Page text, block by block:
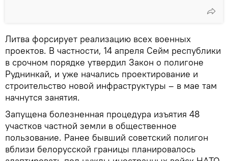
Литва форсирует реализацию всех военных
проектов. В частности, 14 апреля Сейм республики
в срочном порядке утвердил Закон о полигоне
Руднинкай, и уже начались проектирование и
строительство новой инфраструктуры – в мае там
начнутся занятия.
Запущена болезненная процедура изъятия 48
участков частной земли в общественное
пользование. Ранее бывший советский полигон
вблизи белорусской границы планировалось